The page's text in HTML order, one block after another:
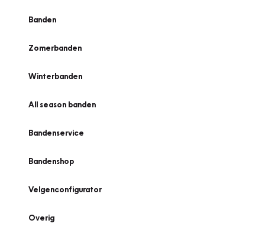
Banden
Zomerbanden
Winterbanden
All season banden
Bandenservice
Bandenshop
Velgenconfigurator
Overig